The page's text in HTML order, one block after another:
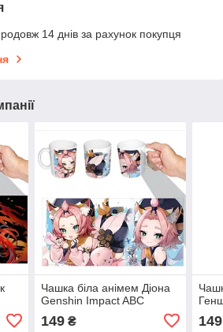
14 днів за рахунок покупця
Чашка біла анімем Діона
Genshin Impact ABC
149₴ 149